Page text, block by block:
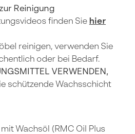
Reinigung
finden Sie hier
reinigen, verwenden Sie
oder bei Bedarf.
VERWENDEN,
schützende Wachsschicht
Wachsöl (RMC Oil Plus